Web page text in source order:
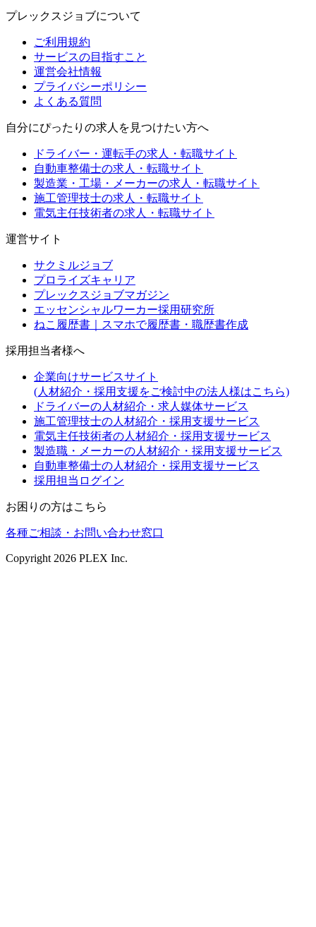
プレックスジョブについて
ご利用規約
サービスの目指すこと
運営会社情報
プライバシーポリシー
よくある質問
自分にぴったりの求人を見つけたい方へ
ドライバー・運転手の求人・転職サイト
自動車整備士の求人・転職サイト
製造業・工場・メーカーの求人・転職サイト
施工管理技士の求人・転職サイト
電気主任技術者の求人・転職サイト
運営サイト
サクミルジョブ
プロライズキャリア
プレックスジョブマガジン
エッセンシャルワーカー採用研究所
ねこ履歴書｜スマホで履歴書・職歴書作成
採用担当者様へ
企業向けサービスサイト
(人材紹介・採用支援をご検討中の法人様はこちら)
ドライバーの人材紹介・求人媒体サービス
施工管理技士の人材紹介・採用支援サービス
電気主任技術者の人材紹介・採用支援サービス
製造職・メーカーの人材紹介・採用支援サービス
自動車整備士の人材紹介・採用支援サービス
採用担当ログイン
お困りの方はこちら
各種ご相談・お問い合わせ窓口
Copyright 2026 PLEX Inc.